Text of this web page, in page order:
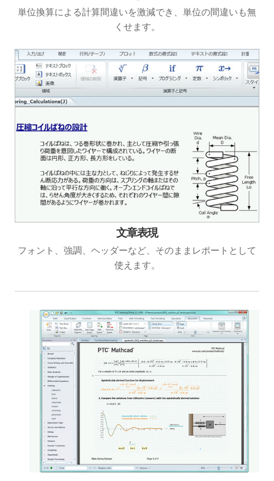
単位換算による計算間違いを激減でき、単位の間違いも無
くせます。
文章表現
フォント、強調、ヘッダーなど、そのままレポートとして
使えます。